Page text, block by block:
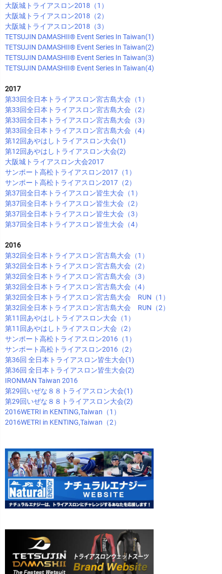
大阪城トライアスロン2018（1）
大阪城トライアスロン2018（2）
大阪城トライアスロン2018（3）
TETSUJIN DAMASHII®︎ Event Series In Taiwan(1)
TETSUJIN DAMASHII®︎ Event Series In Taiwan(2)
TETSUJIN DAMASHII®︎ Event Series In Taiwan(3)
TETSUJIN DAMASHII®︎ Event Series In Taiwan(4)
2017
第33回全日本トライアスロン宮古島大会（1）
第33回全日本トライアスロン宮古島大会（2）
第33回全日本トライアスロン宮古島大会（3）
第33回全日本トライアスロン宮古島大会（4）
第12回あやはしトライアスロン大会(1)
第12回あやはしトライアスロン大会(2)
大阪城トライアスロン大会2017
サンポート高松トライアスロン2017（1）
サンポート高松トライアスロン2017（2）
第37回全日本トライアスロン皆生大会（1）
第37回全日本トライアスロン皆生大会（2）
第37回全日本トライアスロン皆生大会（3）
第37回全日本トライアスロン皆生大会（4）
2016
第32回全日本トライアスロン宮古島大会（1）
第32回全日本トライアスロン宮古島大会（2）
第32回全日本トライアスロン宮古島大会（3）
第32回全日本トライアスロン宮古島大会（4）
第32回全日本トライアスロン宮古島大会 RUN（1）
第32回全日本トライアスロン宮古島大会 RUN（2）
第11回あやはしトライアスロン大会（1）
第11回あやはしトライアスロン大会（2）
サンポート高松トライアスロン2016（1）
サンポート高松トライアスロン2016（2）
第36回 全日本トライアスロン皆生大会(1)
第36回 全日本トライアスロン皆生大会(2)
IRONMAN Taiwan 2016
第29回いぜな８８トライアスロン大会(1)
第29回いぜな８８トライアスロン大会(2)
2016WETRI in KENTING,Taiwan（1）
2016WETRI in KENTING,Taiwan（2）